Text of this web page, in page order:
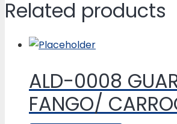
Related products
ALD-0008
FANGO/